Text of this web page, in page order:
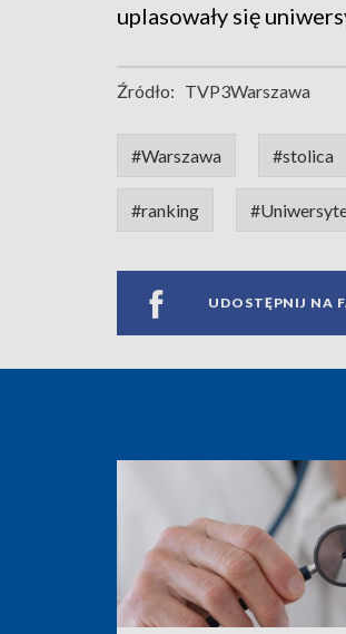
uplasowały się
Źródło: TVP3Warszawa
#Warszawa #stolica
#ranking
UDOSTĘPNIJ NA